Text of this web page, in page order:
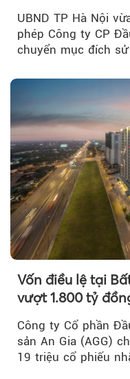
UBND TP Hà Nội
phép Công ty CP
chuyển mục đích
Vốn điều lệ tại
vượt 1.800 tỷ
Công ty Cổ phần
sản An Gia (AGG)
19 triệu cổ phiếu